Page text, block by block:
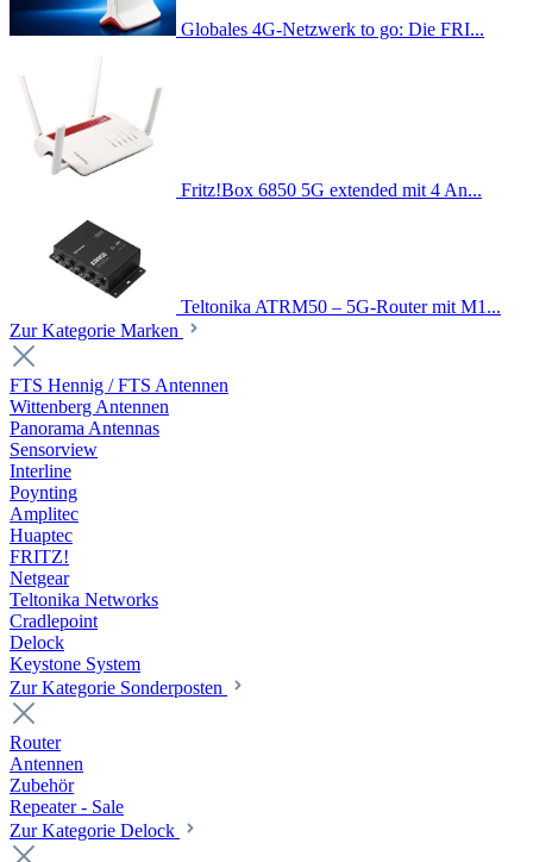
Globales 4G-Netzwerk to go: Die FRI...
Fritz!Box 6850 5G extended mit 4 An...
Teltonika ATRM50 – 5G-Router mit M1...
Zur Kategorie Marken
FTS Hennig / FTS Antennen
Wittenberg Antennen
Panorama Antennas
Sensorview
Interline
Poynting
Amplitec
Huaptec
FRITZ!
Netgear
Teltonika Networks
Cradlepoint
Delock
Keystone System
Zur Kategorie Sonderposten
Router
Antennen
Zubehör
Repeater - Sale
Zur Kategorie Delock